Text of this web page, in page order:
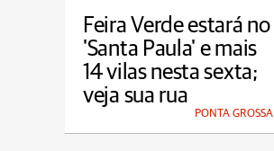
Feira Verde estará no
'Santa Paula' e mais
14 vilas nesta sexta;
veja sua rua
PONTA GROSSA